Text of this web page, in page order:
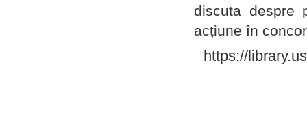
discuta despre
acțiune în
https://